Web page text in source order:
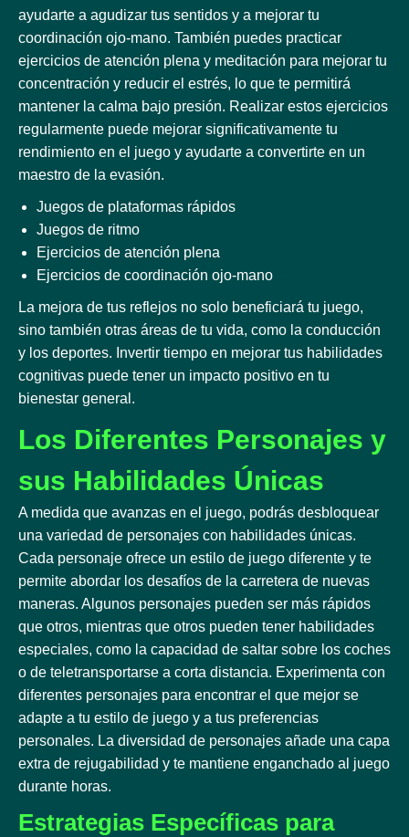
ayudarte a agudizar tus sentidos y a mejorar tu
coordinación ojo-mano. También puedes practicar
ejercicios de atención plena y meditación para mejorar tu
concentración y reducir el estrés, lo que te permitirá
mantener la calma bajo presión. Realizar estos ejercicios
regularmente puede mejorar significativamente tu
rendimiento en el juego y ayudarte a convertirte en un
maestro de la evasión.
Juegos de plataformas rápidos
Juegos de ritmo
Ejercicios de atención plena
Ejercicios de coordinación ojo-mano
La mejora de tus reflejos no solo beneficiará tu juego,
sino también otras áreas de tu vida, como la conducción
y los deportes. Invertir tiempo en mejorar tus habilidades
cognitivas puede tener un impacto positivo en tu
bienestar general.
Los Diferentes Personajes y
sus Habilidades Únicas
A medida que avanzas en el juego, podrás desbloquear
una variedad de personajes con habilidades únicas.
Cada personaje ofrece un estilo de juego diferente y te
permite abordar los desafíos de la carretera de nuevas
maneras. Algunos personajes pueden ser más rápidos
que otros, mientras que otros pueden tener habilidades
especiales, como la capacidad de saltar sobre los coches
o de teletransportarse a corta distancia. Experimenta con
diferentes personajes para encontrar el que mejor se
adapte a tu estilo de juego y a tus preferencias
personales. La diversidad de personajes añade una capa
extra de rejugabilidad y te mantiene enganchado al juego
durante horas.
Estrategias Específicas para